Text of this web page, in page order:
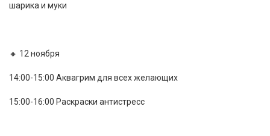
шарика и муки
🔸 12 ноября
14:00-15:00 Аквагрим для всех желающих
15:00-16:00 Раскраски антистресс